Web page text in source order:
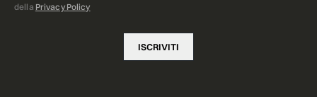
della Privacy Policy